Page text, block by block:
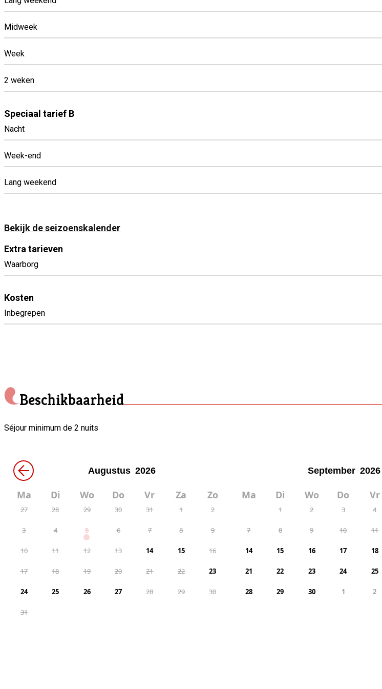
Midweek
Week
2 weken
Speciaal tarief B
Nacht
Week-end
Lang weekend
Bekijk de seizoenskalender
Extra tarieven
Waarborg
Kosten
Inbegrepen
Beschikbaarheid
Séjour minimum de 2 nuits
←
Ma Di Wo Do Vr Za Zo
27 28 29 30 31 1 2
3 4 5 6 7 8 9
10 11 12 13 14 15 16
17 18 19 20 21 22 23
24 25 26 27 28 29 30
31
Ma Di Wo Do Vr
1 2 3 4
7 8 9 10 11
14 15 16 17 18
21 22 23 24 25
28 29 30 1 2